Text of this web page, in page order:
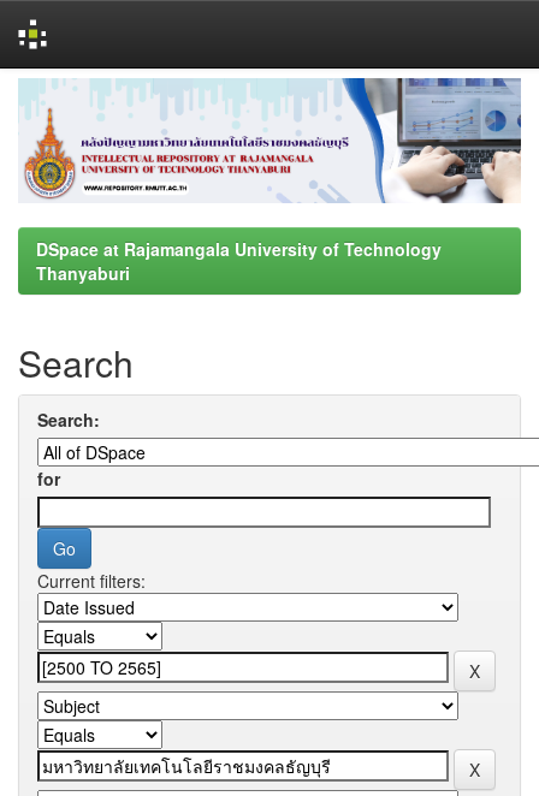
navigation
DSpace at Rajamangala University of Technology
Thanyaburi
Search
Search:
for
Current filters: